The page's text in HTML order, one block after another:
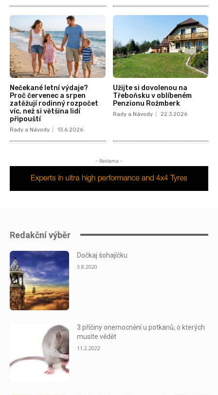
Nečekané letní výdaje?
Proč červenec a srpen
zatěžují rodinný rozpočet
víc, než si většina lidí
připouští
Rady a Návody 13.6.2026
Užijte si dovolenou na
Třeboňsku v oblíbeném
Penzionu Rožmberk
Rady a Návody 22.3.2026
- Reklama -
Redakční výběr
Dočkaj šohajíčku
3.8.2020
3 příčiny onemocnění u potkanů, o kterých
musíte vědět
11.2.2022